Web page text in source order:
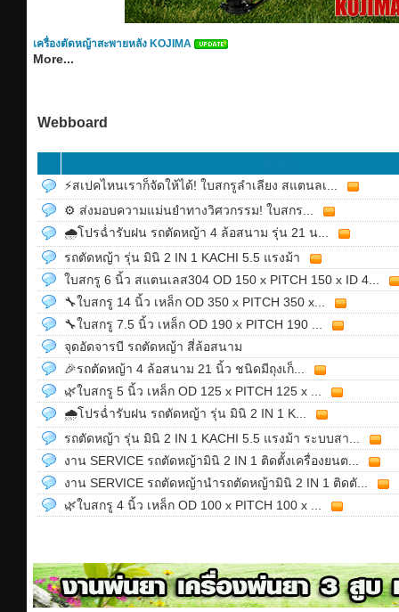
เครื่องตัดหญ้าสะพายหลัง KOJIMA
More...
Webboard
⚡สเปคไหนเราก็จัดให้ได้! ใบสกรูลำเลียง สแตนลเ...
⚙️ ส่งมอบความแม่นยำทางวิศวกรรม! ใบสกร...
🌧โปรฉ่ำรับฝน รถตัดหญ้า 4 ล้อสนาม รุ่น 21 น...
รถตัดหญ้า รุ่น มินิ 2 IN 1 KACHI 5.5 แรงม้า
ใบสกรู 6 นิ้ว สแตนเลส304 OD 150 x PITCH 150 x ID 4...
🔧ใบสกรู 14 นิ้ว เหล็ก OD 350 x PITCH 350 x...
🔧ใบสกรู 7.5 นิ้ว เหล็ก OD 190 x PITCH 190 ...
จุดอัดจารบี รถตัดหญ้า สี่ล้อสนาม
🎉รถตัดหญ้า 4 ล้อสนาม 21 นิ้ว ชนิดมีถุงเก็...
🌿ใบสกรู 5 นิ้ว เหล็ก OD 125 x PITCH 125 x ...
🌧โปรฉ่ำรับฝน รถตัดหญ้า รุ่น มินิ 2 IN 1 K...
รถตัดหญ้า รุ่น มินิ 2 IN 1 KACHI 5.5 แรงม้า ระบบสา...
งาน SERVICE รถตัดหญ้ามินิ 2 IN 1 ติดตั้งเครื่องยนต...
งาน SERVICE รถตัดหญ้านำรถตัดหญ้ามินิ 2 IN 1 ติดตั...
🌿ใบสกรู 4 นิ้ว เหล็ก OD 100 x PITCH 100 x ...